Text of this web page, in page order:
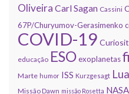
Oliveira Carl Sagan Cassini
67P/Churyumov-Gerasimenko
COVID-19
educação ESOexoplanetas
Marte humor ISS Kurzgesagt Lua
Missão Dawn missão Rosetta NASA